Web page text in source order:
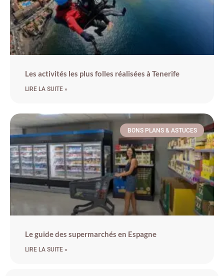
Les activités les plus folles réalisées à Tenerife
LIRE LA SUITE »
BONS PLANS & ASTUCES
Le guide des supermarchés en Espagne
LIRE LA SUITE »